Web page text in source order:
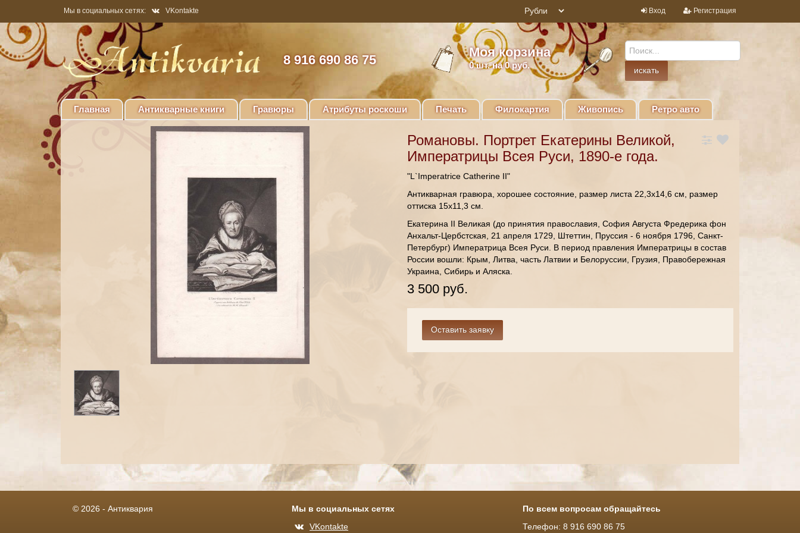
Мы в социальных сетях: VKontakte Вход Регистрация
8 916 690 86 75
Моя корзина
0шт. на 0 руб.
Главная Антикварные книги Гравюры Атрибуты роскоши Печать Филокартия Живопись Ретро авто
Романовы. Портрет Екатерины Великой,
Императрицы Всея Руси, 1890-е года.
"L`Imperatrice Catherine II"
Антикварная гравюра, хорошее состояние, размер листа 22,3х14,6 см, размер
оттиска 15х11,3 см.
Екатерина II Великая (до принятия православия, София Августа Фредерика фон
Анхальт-Цербстская, 21 апреля 1729, Штеттин, Пруссия - 6 ноября 1796, Санкт-
Петербург) Императрица Всея Руси. В период правления Императрицы в состав
России вошли: Крым, Литва, часть Латвии и Белоруссии, Грузия, Правобережная
Украина, Сибирь и Аляска.
3 500 руб.
© 2026 - Антиквария
Мы в социальных сетях
VKontakte
По всем вопросам обращайтесь
Телефон: 8 916 690 86 75